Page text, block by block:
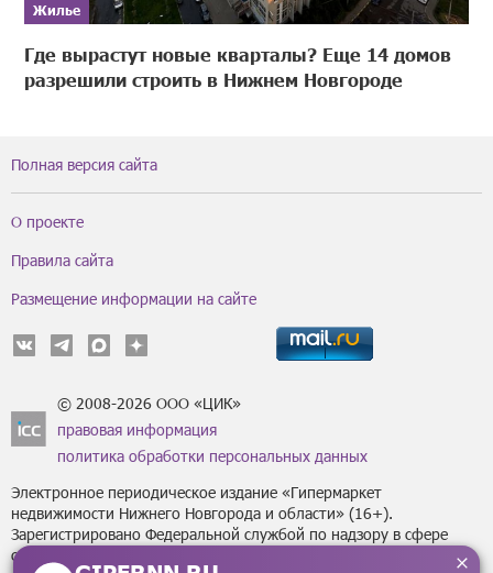
Жилье
Где вырастут новые кварталы? Еще 14 домов
разрешили строить в Нижнем Новгороде
Полная версия сайта
О проекте
Правила сайта
Размещение информации на сайте
© 2008-2026 ООО «ЦИК»
правовая информация
политика обработки персональных данных
Электронное периодическое издание «Гипермаркет
недвижимости Нижнего Новгорода и области» (16+).
Зарегистрировано Федеральной службой по надзору в сфере
связи, информационных технологий